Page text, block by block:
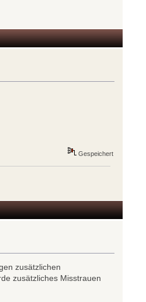
Gespeichert
zusätzlichen
zusätzliches Misstrauen